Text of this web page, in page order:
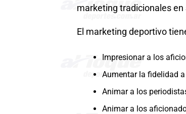
marketing tradicionales
El marketing deportivo
Impresionar a los
Aumentar la fidelidad
Animar a los
Animar a los